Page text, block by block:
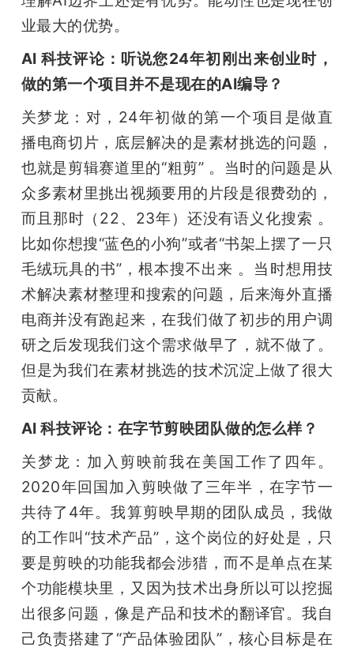
业最大的优势。
AI 科技评论：听说您24年初刚出来创业时，
做的第一个项目并不是现在的AI编导？
关梦龙：对，24年初做的第一个项目是做直
播电商切片，底层解决的是素材挑选的问题，
也就是剪辑赛道里的“粗剪” 。当时的问题是从
众多素材里挑出视频要用的片段是很费劲的，
而且那时（22、23年）还没有语义化搜索 。
比如你想搜“蓝色的小狗”或者“书架上摆了一只
毛绒玩具的书”，根本搜不出来 。当时想用技
术解决素材整理和搜索的问题，后来海外直播
电商并没有跑起来，在我们做了初步的用户调
研之后发现我们这个需求做早了，就不做了。
但是为我们在素材挑选的技术沉淀上做了很大
贡献。
AI 科技评论：在字节剪映团队做的怎么样？
关梦龙：加入剪映前我在美国工作了四年。
2020年回国加入剪映做了三年半，在字节一
共待了4年。我算剪映早期的团队成员，我做
的工作叫“技术产品”，这个岗位的好处是，只
要是剪映的功能我都会涉猎，而不是单点在某
个功能模块里，又因为技术出身所以可以挖掘
出很多问题，像是产品和技术的翻译官。我自
己负责搭建了“产品体验团队”，核心目标是在